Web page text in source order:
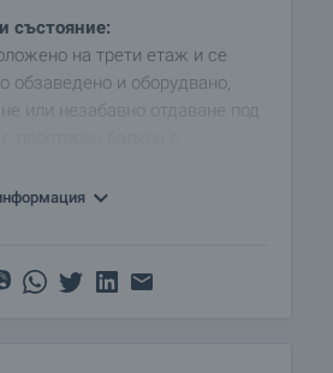
състояние:
на трети етаж и се
обзаведено и оборудвано,
или незабавно отдаване под
комплекс, осигуряващ тишина
-10 евро/кв. м. и